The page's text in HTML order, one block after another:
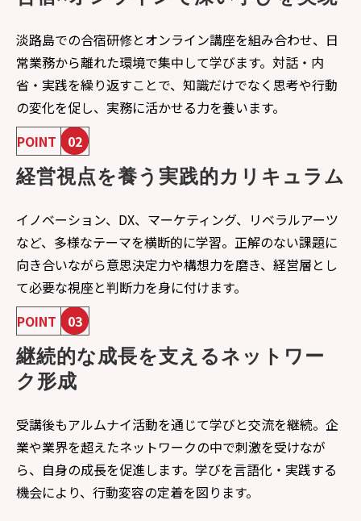
淡路島での合宿研修とオンライン講座を組み合わせ、日
常業務から離れた環境で集中して学びます。対話・内
省・実践を繰り返すことで、知識だけでなく思考や行動
の変化を促し、実務に活かせる力を養います。
POINT
02
経営視点を養う実践的カリキュラム
イノベーション、DX、マーケティング、リベラルアーツ
など、多様なテーマを横断的に学習。正解のない課題に
向き合いながら意思決定力や構想力を磨き、経営層とし
て必要な視座と判断力を身に付けます。
POINT
03
継続的な成長を支えるネットワー
ク形成
受講後もアルムナイ活動を通じて学びと交流を継続。企
業や業界を超えたネットワークの中で刺激を受けなが
ら、自身の成長を促進します。学びを言語化・実践する
機会により、行動変容の定着を図ります。